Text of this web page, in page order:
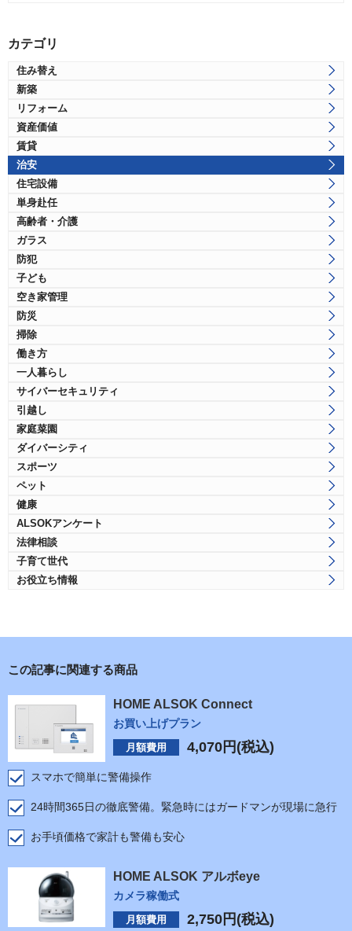
カテゴリ
住み替え
新築
リフォーム
資産価値
賃貸
治安
住宅設備
単身赴任
高齢者・介護
ガラス
防犯
子ども
空き家管理
防災
掃除
働き方
一人暮らし
サイバーセキュリティ
引越し
家庭菜園
ダイバーシティ
スポーツ
ペット
健康
ALSOKアンケート
法律相談
子育て世代
お役立ち情報
この記事に関連する商品
HOME ALSOK Connect
お買い上げプラン
月額費用 4,070 円(税込)
スマホで簡単に警備操作
24時間365日の徹底警備。緊急時にはガードマンが現場に急行
お手頃価格で家計も警備も安心
HOME ALSOK アルボeye
カメラ稼働式
月額費用 2,750 円(税込)